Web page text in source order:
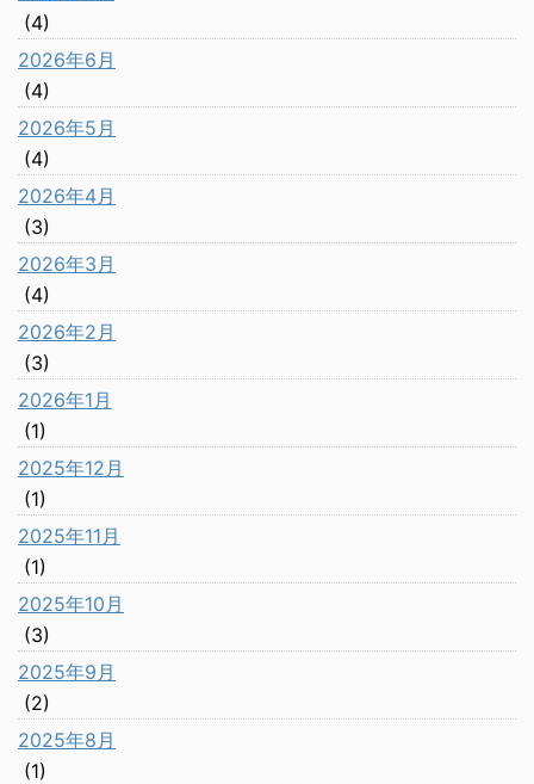
(4)
2026年6月
(4)
2026年5月
(4)
2026年4月
(3)
2026年3月
(4)
2026年2月
(3)
2026年1月
(1)
2025年12月
(1)
2025年11月
(1)
2025年10月
(3)
2025年9月
(2)
2025年8月
(1)